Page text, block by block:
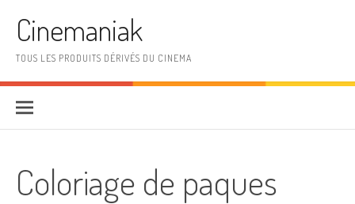
Cinemaniak
TOUS LES PRODUITS DÉRIVÉS DU CINEMA
Coloriage de paques